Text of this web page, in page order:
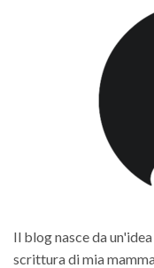
Il blog nasce da
scrittura di mia